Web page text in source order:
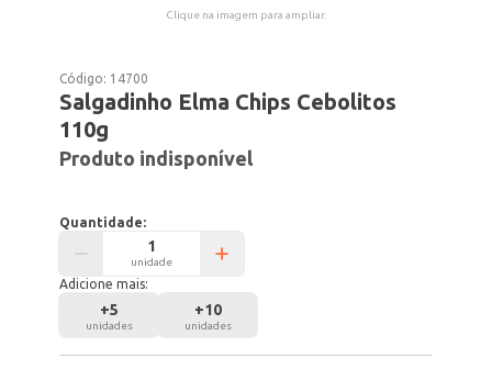
Clique na imagem para ampliar.
Código: 14700
Salgadinho Elma Chips Cebolitos
110g
Produto indisponível
Quantidade:
unidade
Adicione mais:
+5
unidades
+10
unidades